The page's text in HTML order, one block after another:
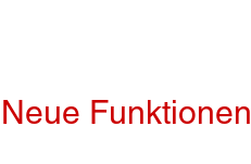
Neue Funktionen